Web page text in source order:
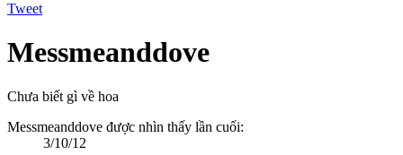
Tweet
Messmeanddove
Chưa biết gì về hoa
Messmeanddove được nhìn thấy lần cuối:
3/10/12